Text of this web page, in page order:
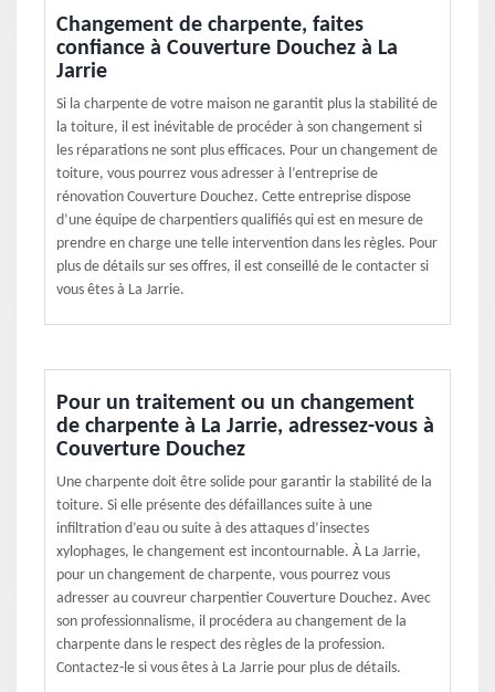
Changement de charpente, faites
confiance à Couverture Douchez à La
Jarrie
Si la charpente de votre maison ne garantit plus la stabilité de
la toiture, il est inévitable de procéder à son changement si
les réparations ne sont plus efficaces. Pour un changement de
toiture, vous pourrez vous adresser à l’entreprise de
rénovation Couverture Douchez. Cette entreprise dispose
d’une équipe de charpentiers qualifiés qui est en mesure de
prendre en charge une telle intervention dans les règles. Pour
plus de détails sur ses offres, il est conseillé de le contacter si
vous êtes à La Jarrie.
Pour un traitement ou un changement
de charpente à La Jarrie, adressez-vous à
Couverture Douchez
Une charpente doit être solide pour garantir la stabilité de la
toiture. Si elle présente des défaillances suite à une
infiltration d’eau ou suite à des attaques d’insectes
xylophages, le changement est incontournable. À La Jarrie,
pour un changement de charpente, vous pourrez vous
adresser au couvreur charpentier Couverture Douchez. Avec
son professionnalisme, il procédera au changement de la
charpente dans le respect des règles de la profession.
Contactez-le si vous êtes à La Jarrie pour plus de détails.